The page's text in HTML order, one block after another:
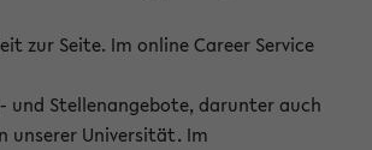
zur Seite. Im online Career Service
und Stellenangebote, darunter auch
unserer Universität. Im